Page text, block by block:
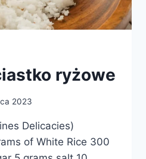
ryżowe
2023
Delicacies)
of White Rice 300